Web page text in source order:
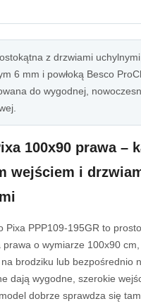
z drzwiami
6 mm i powłoką Besco
do wygodnej,
100x90 prawa –
wejściem i
Pixa PPP109-195GR to
prawa o wymiarze 100x90
brodziku lub bezpośrednio
dają wygodne, szerokie
dobrze sprawdza się